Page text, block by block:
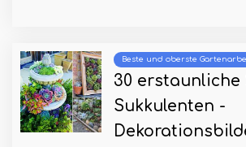
Beste und oberste
30 erstaunliche
Sukkulenten -